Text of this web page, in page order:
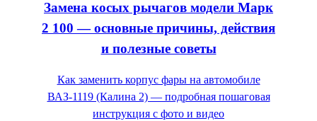
Замена косых рычагов модели Марк
2 100 — основные причины, действия
и полезные советы
Как заменить корпус фары на автомобиле
ВАЗ-1119 (Калина 2) — подробная пошаговая
инструкция с фото и видео